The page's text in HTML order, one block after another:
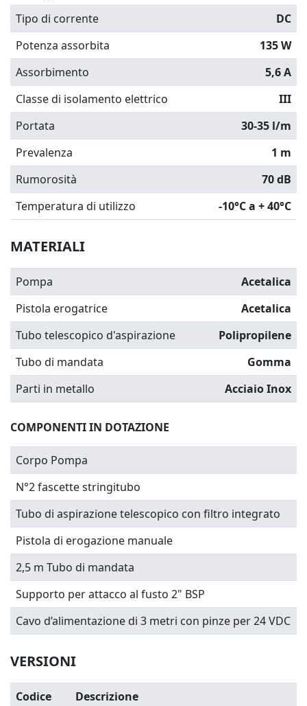
Tipo di corrente
DC
Potenza assorbita
135 W
Assorbimento
5,6 A
Classe di isolamento elettrico
III
Portata
30-35 l/m
Prevalenza
1 m
Rumorosità
70 dB
Temperatura di utilizzo
-10°C a + 40°C
MATERIALI
Pompa
Acetalica
Pistola erogatrice
Acetalica
Tubo telescopico d'aspirazione
Polipropilene
Tubo di mandata
Gomma
Parti in metallo
Acciaio Inox
COMPONENTI IN DOTAZIONE
Corpo Pompa
N°2 fascette stringitubo
Tubo di aspirazione telescopico con filtro integrato
Pistola di erogazione manuale
2,5 m Tubo di mandata
Supporto per attacco al fusto 2" BSP
Cavo d’alimentazione di 3 metri con pinze per 24 VDC
VERSIONI
Codice Descrizione